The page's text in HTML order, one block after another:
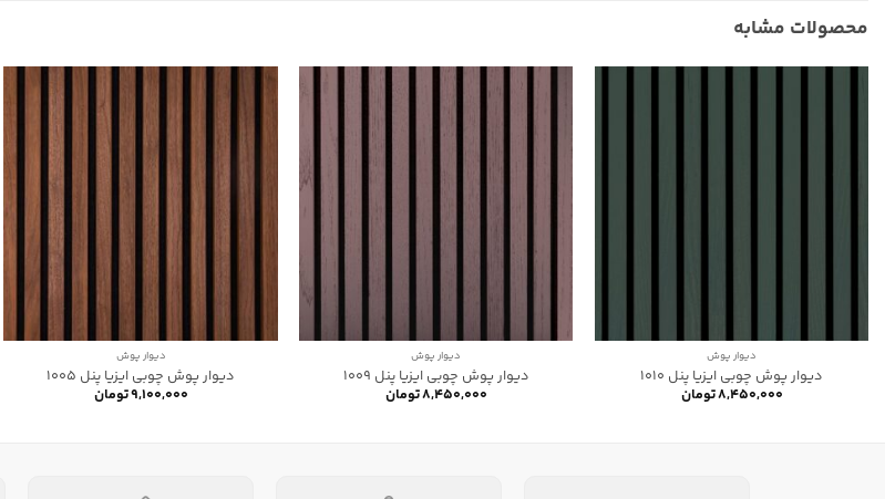
محصولات مشابه
دیوار پوش
دیوار پوش چوبی ایزیا پنل 1010
۸,۴۵۰,۰۰۰تومان
دیوار پوش
دیوار پوش چوبی ایزیا پنل 1009
۸,۴۵۰,۰۰۰تومان
دیوار پوش
دیوار پوش چوبی ایزیا پنل 1005
۹,۱۰۰,۰۰۰تومان